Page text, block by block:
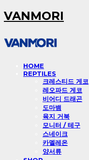
VANMORI
HOME
REPTILES
크레스티드 게코
레오파드 게코
비어디 드래곤
도마뱀
육지 거북
모니터 / 테구
스네이크
카멜레온
양서류